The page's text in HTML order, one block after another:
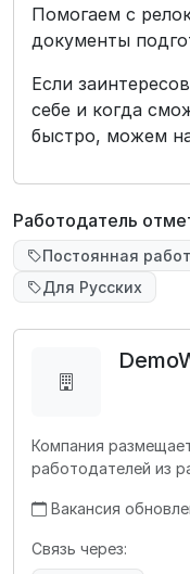
Помогаем с
документы
Если
себе и когда
быстро, можем
Работодатель
Постоянная
Для Русских
Компания
работодателей из
Вакансия
Связь через: